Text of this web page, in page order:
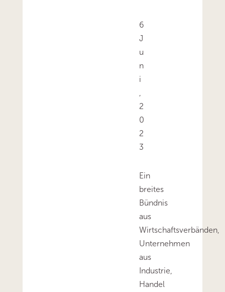
6
J
u
n
i
,
2
0
2
3
Ein
breites
Bündnis
aus
Wirtschaftsverbänden,
Unternehmen
aus
Industrie,
Handel